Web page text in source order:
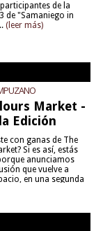
de la
de "Samaniego in
(leer más)
Market -
Edición
con ganas de The
Si es así, estás
anunciamos
que vuelve a
en una segunda